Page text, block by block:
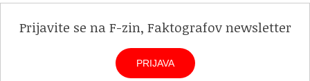
Prijavite se na F-zin, Faktografov newsletter
PRIJAVA